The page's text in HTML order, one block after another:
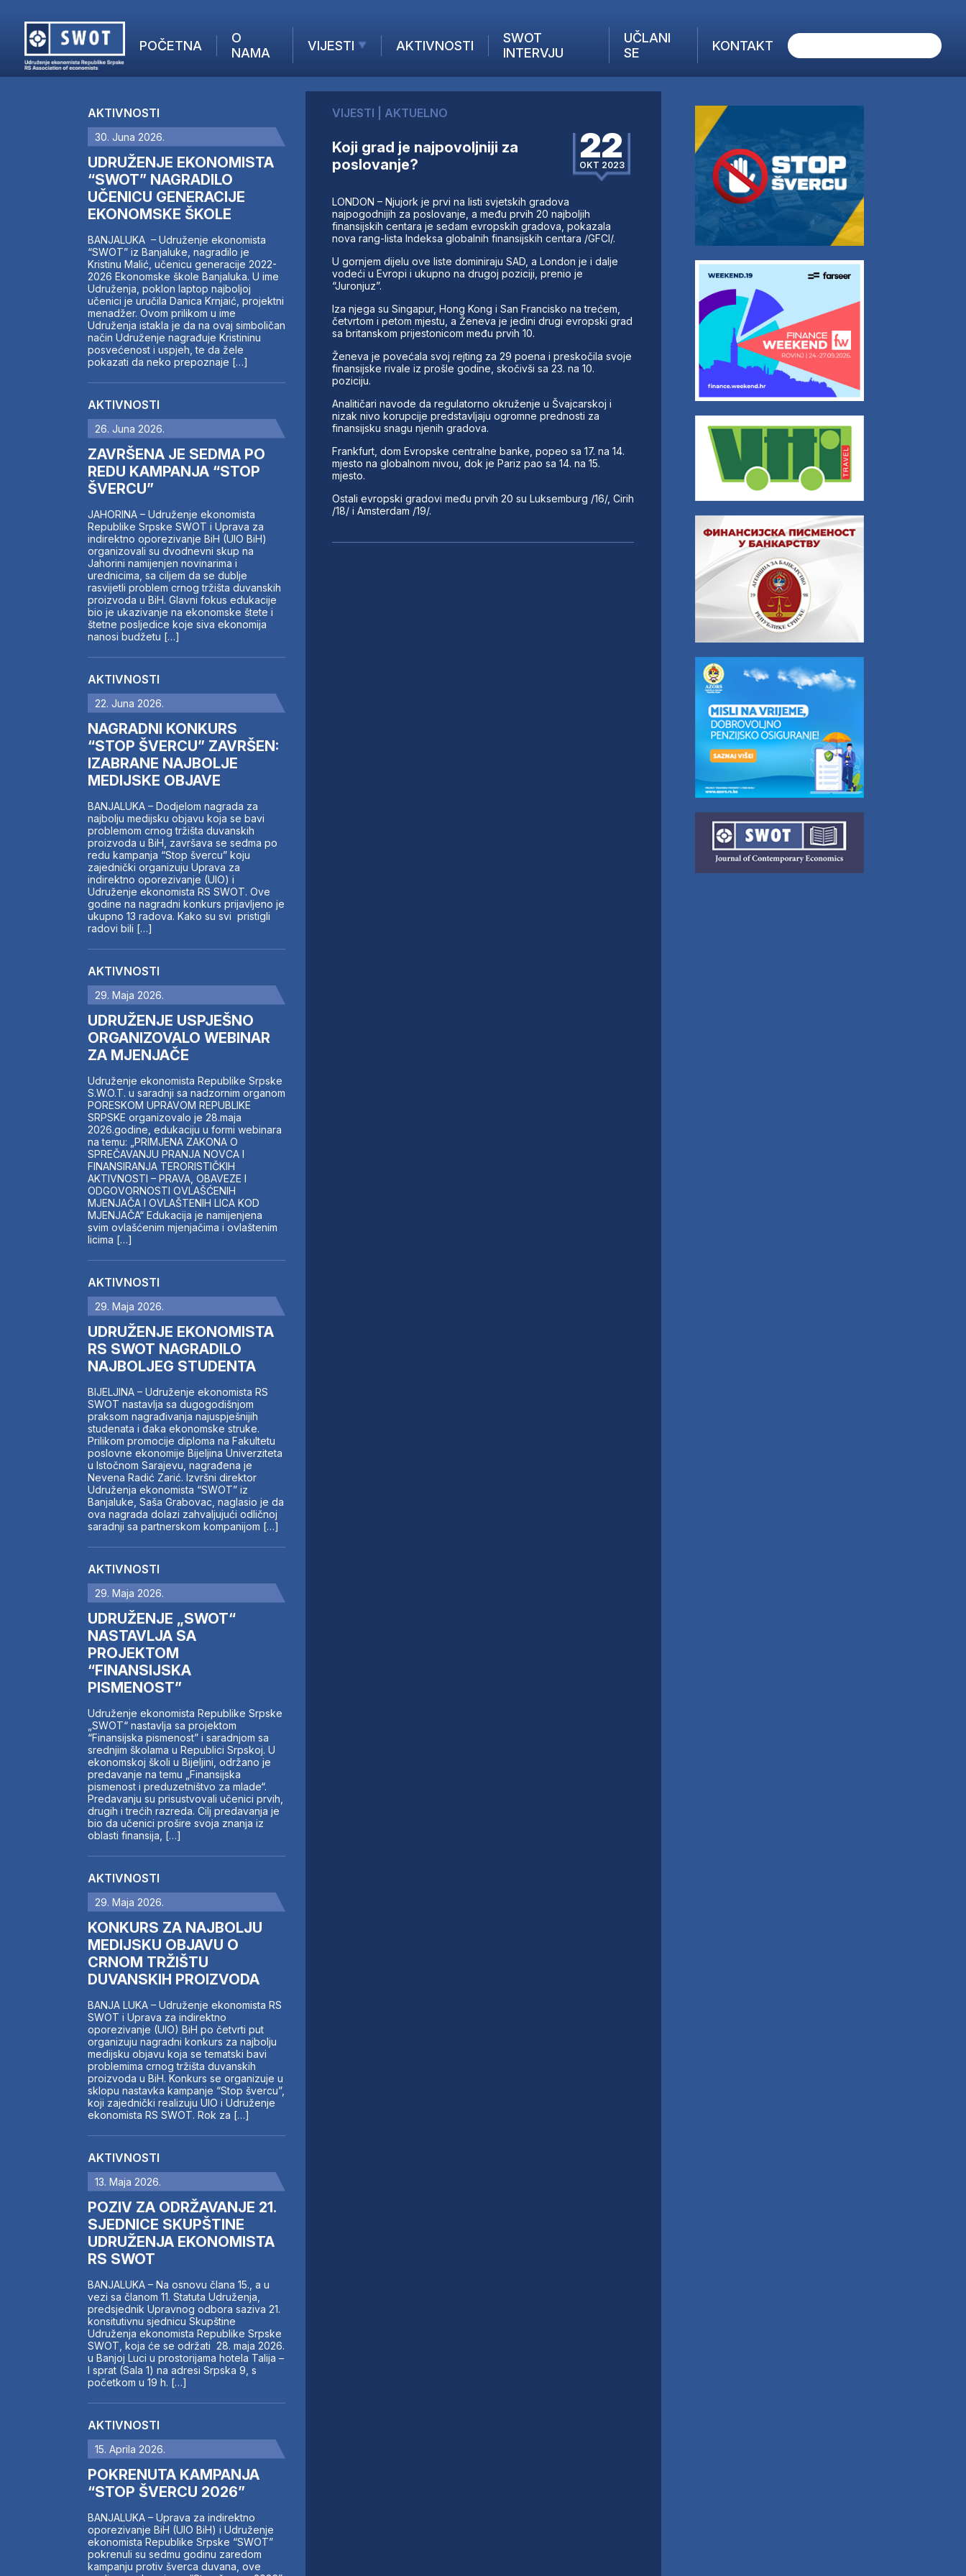
POČETNA
O
NAMA
VIJESTI
AKTUELNO
KOMPANIJE
FINANSIJE
IZ STRANIH MEDIJA
AKTIVNOSTI
SWOT
INTERVJU
UČLANI
SE
KONTAKT
AKTUELNO
ANALIZE
KOMPANIJE
FINANSIJE
IZ STRANIH MEDIJA
AKTIVNOSTI
SWOT INTERVJU
UČLANI SE
KONTAKT
AKTIVNOSTI
30. Juna 2026.
UDRUŽENJE EKONOMISTA
“SWOT” NAGRADILO
UČENICU GENERACIJE
EKONOMSKE ŠKOLE
BANJALUKA – Udruženje ekonomista
“SWOT” iz Banjaluke, nagradilo je
Kristinu Malić, učenicu generacije 2022-
2026 Ekonomske škole Banjaluka. U ime
Udruženja, poklon laptop najboljoj
učenici je uručila Danica Krnjaić, projektni
menadžer. Ovom prilikom u ime
Udruženja istakla je da na ovaj simboličan
način Udruženje nagrađuje Kristininu
posvećenost i uspjeh, te da žele
pokazati da neko prepoznaje […]
AKTIVNOSTI
26. Juna 2026.
ZAVRŠENA JE SEDMA PO
REDU KAMPANJA “STOP
ŠVERCU”
JAHORINA – Udruženje ekonomista
Republike Srpske SWOT i Uprava za
indirektno oporezivanje BiH (UIO BiH)
organizovali su dvodnevni skup na
Jahorini namijenjen novinarima i
urednicima, sa ciljem da se dublje
rasvijetli problem crnog tržišta duvanskih
proizvoda u BiH. Glavni fokus edukacije
bio je ukazivanje na ekonomske štete i
štetne posljedice koje siva ekonomija
nanosi budžetu […]
AKTIVNOSTI
22. Juna 2026.
NAGRADNI KONKURS
“STOP ŠVERCU” ZAVRŠEN:
IZABRANE NAJBOLJE
MEDIJSKE OBJAVE
BANJALUKA – Dodjelom nagrada za
najbolju medijsku objavu koja se bavi
problemom crnog tržišta duvanskih
proizvoda u BiH, završava se sedma po
redu kampanja “Stop švercu” koju
zajednički organizuju Uprava za
indirektno oporezivanje (UIO) i
Udruženje ekonomista RS SWOT. Ove
godine na nagradni konkurs prijavljeno je
ukupno 13 radova. Kako su svi pristigli
radovi bili […]
AKTIVNOSTI
29. Maja 2026.
UDRUŽENJE USPJEŠNO
ORGANIZOVALO WEBINAR
ZA MJENJAČE
Udruženje ekonomista Republike Srpske
S.W.O.T. u saradnji sa nadzornim organom
PORESKOM UPRAVOM REPUBLIKE
SRPSKE organizovalo je 28.maja
2026.godine, edukaciju u formi webinara
na temu: „PRIMJENA ZAKONA O
SPREČAVANJU PRANJA NOVCA I
FINANSIRANJA TERORISTIČKIH
AKTIVNOSTI – PRAVA, OBAVEZE I
ODGOVORNOSTI OVLAŠĆENIH
MJENJAČA I OVLAŠTENIH LICA KOD
MJENJAČA“ Edukacija je namijenjena
svim ovlašćenim mjenjačima i ovlaštenim
licima […]
AKTIVNOSTI
29. Maja 2026.
UDRUŽENJE EKONOMISTA
RS SWOT NAGRADILO
NAJBOLJEG STUDENTA
BIJELJINA – Udruženje ekonomista RS
SWOT nastavlja sa dugogodišnjom
praksom nagrađivanja najuspješnijih
studenata i đaka ekonomske struke.
Prilikom promocije diploma na Fakultetu
poslovne ekonomije Bijeljina Univerziteta
u Istočnom Sarajevu, nagrađena je
Nevena Radić Zarić. Izvršni direktor
Udruženja ekonomista “SWOT” iz
Banjaluke, Saša Grabovac, naglasio je da
ova nagrada dolazi zahvaljujući odličnoj
saradnji sa partnerskom kompanijom […]
AKTIVNOSTI
29. Maja 2026.
UDRUŽENJE „SWOT“
NASTAVLJA SA
PROJEKTOM
“FINANSIJSKA
PISMENOST”
Udruženje ekonomista Republike Srpske
„SWOT“ nastavlja sa projektom
“Finansijska pismenost” i saradnjom sa
srednjim školama u Republici Srpskoj. U
ekonomskoj školi u Bijeljini, održano je
predavanje na temu „Finansijska
pismenost i preduzetništvo za mlade“.
Predavanju su prisustvovali učenici prvih,
drugih i trećih razreda. Cilj predavanja je
bio da učenici prošire svoja znanja iz
oblasti finansija, […]
AKTIVNOSTI
29. Maja 2026.
KONKURS ZA NAJBOLJU
MEDIJSKU OBJAVU O
CRNOM TRŽIŠTU
DUVANSKIH PROIZVODA
BANJA LUKA – Udruženje ekonomista RS
SWOT i Uprava za indirektno
oporezivanje (UIO) BiH po četvrti put
organizuju nagradni konkurs za najbolju
medijsku objavu koja se tematski bavi
problemima crnog tržišta duvanskih
proizvoda u BiH. Konkurs se organizuje u
sklopu nastavka kampanje “Stop švercu”,
koji zajednički realizuju UIO i Udruženje
ekonomista RS SWOT. Rok za […]
AKTIVNOSTI
13. Maja 2026.
POZIV ZA ODRŽAVANJE 21.
SJEDNICE SKUPŠTINE
UDRUŽENJA EKONOMISTA
RS SWOT
BANJALUKA – Na osnovu člana 15., a u
vezi sa članom 11. Statuta Udruženja,
predsjednik Upravnog odbora saziva 21.
konsitutivnu sjednicu Skupštine
Udruženja ekonomista Republike Srpske
SWOT, koja će se održati 28. maja 2026.
u Banjoj Luci u prostorijama hotela Talija –
I sprat (Sala 1) na adresi Srpska 9, s
početkom u 19 h. […]
AKTIVNOSTI
15. Aprila 2026.
POKRENUTA KAMPANJA
“STOP ŠVERCU 2026”
BANJALUKA – Uprava za indirektno
oporezivanje BiH (UIO BiH) i Udruženje
ekonomista Republike Srpske “SWOT”
pokrenuli su sedmu godinu zaredom
kampanju protiv šverca duvana, ove
VIJESTI AKTUELNO
Koji grad je najpovoljniji za
poslovanje?
22
OKT 2023
LONDON – Njujork je prvi na listi svjetskih gradova
najpogodnijih za poslovanje, a među prvih 20 najboljih
finansijskih centara je sedam evropskih gradova, pokazala
nova rang-lista Indeksa globalnih finansijskih centara /GFCI/.
U gornjem dijelu ove liste dominiraju SAD, a London je i dalje
vodeći u Evropi i ukupno na drugoj poziciji, prenio je
“Juronjuz”.
Iza njega su Singapur, Hong Kong i San Francisko na trećem,
četvrtom i petom mjestu, a Ženeva je jedini drugi evropski grad
sa britanskom prijestonicom među prvih 10.
Ženeva je povećala svoj rejting za 29 poena i preskočila svoje
finansijske rivale iz prošle godine, skočivši sa 23. na 10.
poziciju.
Analitičari navode da regulatorno okruženje u Švajcarskoj i
nizak nivo korupcije predstavljaju ogromne prednosti za
finansijsku snagu njenih gradova.
Frankfurt, dom Evropske centralne banke, popeo sa 17. na 14.
mjesto na globalnom nivou, dok je Pariz pao sa 14. na 15.
mjesto.
Ostali evropski gradovi među prvih 20 su Luksemburg /16/, Cirih
/18/ i Amsterdam /19/.